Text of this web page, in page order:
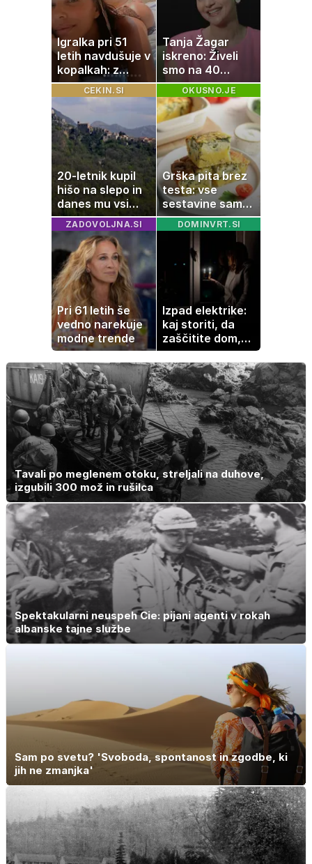
Igralka pri 51
letih navdušuje v
kopalkah: z
možem uživa v
romantičnem
poletju
Tanja Žagar
iskreno: Živeli
smo na 40
kvadratih, a
imela sem vse,
kar otrok
potrebuje
CEKIN.SI
20-letnik kupil
hišo na slepo in
danes mu vsi
zavidajo
OKUSNO.JE
Grška pita brez
testa: vse
sestavine samo
zmešate in
pečica opravi
ostalo
ZADOVOLJNA.SI
Pri 61 letih še
vedno narekuje
modne trende
DOMINVRT.SI
Izpad elektrike:
kaj storiti, da
zaščitite dom,
hrano in
elektronske
naprave
Tavali po meglenem otoku, streljali na duhove,
izgubili 300 mož in rušilca
Spektakularni neuspeh Cie: pijani agenti v rokah
albanske tajne službe
Sam po svetu? 'Svoboda, spontanost in zgodbe, ki
jih ne zmanjka'